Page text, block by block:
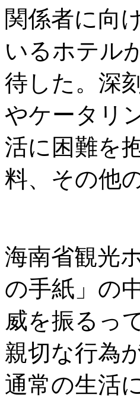
関係者に向
いるホテル
待した。深
やケータリ
活に困難を
料、その他
海南省観光
の手紙」の
威を振るっ
親切な行為
通常の生活